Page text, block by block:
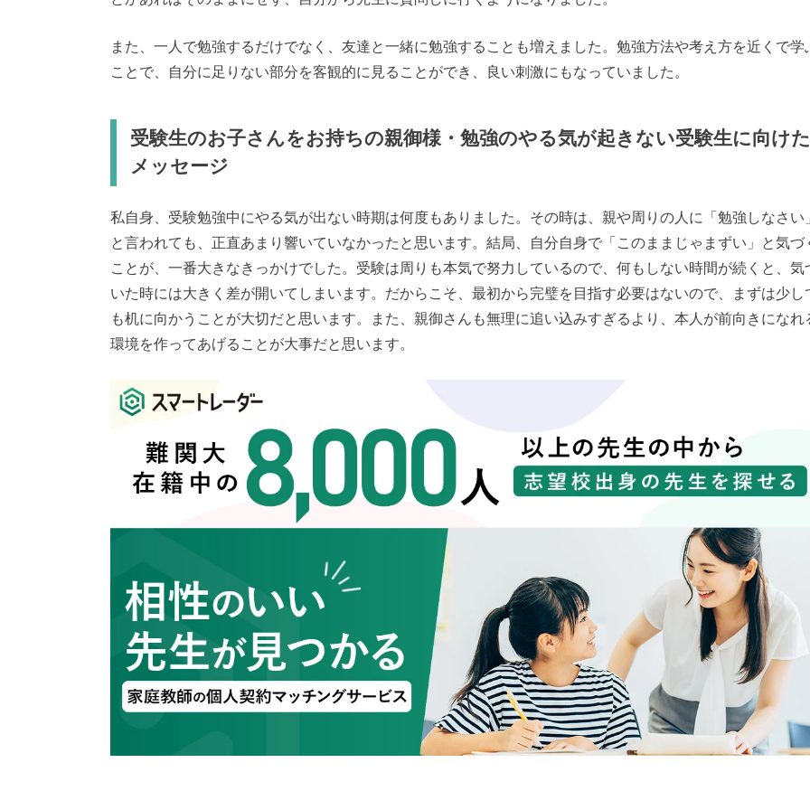
また、一人で勉強するだけでなく、友達と一緒に勉強することも増えました。勉強方法や考え方を近くで学
ことで、自分に足りない部分を客観的に見ることができ、良い刺激にもなっていました。
受験生のお子さんをお持ちの親御様・勉強のやる気が起きない受験生に向けた
メッセージ
私自身、受験勉強中にやる気が出ない時期は何度もありました。その時は、親や周りの人に「勉強しなさい
と言われても、正直あまり響いていなかったと思います。結局、自分自身で「このままじゃまずい」と気づ
ことが、一番大きなきっかけでした。受験は周りも本気で努力しているので、何もしない時間が続くと、気
いた時には大きく差が開いてしまいます。だからこそ、最初から完璧を目指す必要はないので、まずは少し
も机に向かうことが大切だと思います。また、親御さんも無理に追い込みすぎるより、本人が前向きになれ
環境を作ってあげることが大事だと思います。